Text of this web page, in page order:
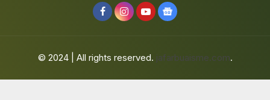
© 2024 | All rights reserved. jafarbuaisme.com.